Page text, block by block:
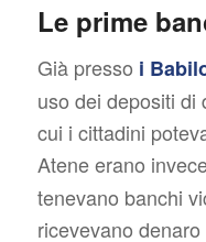
Le prime
Già presso i
uso dei depositi di
cui i cittadini
Atene erano
tenevano banchi
ricevevano